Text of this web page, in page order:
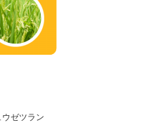
ウゼツラン